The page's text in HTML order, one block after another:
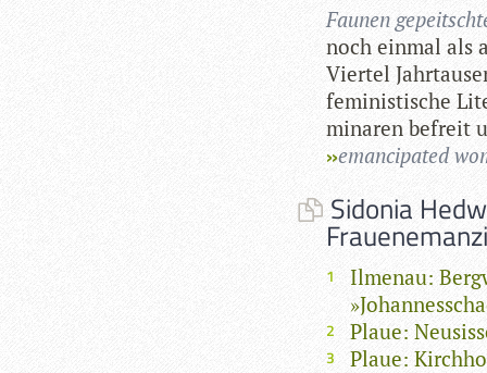
Fau­nen
noch ein­mal als
Vier­tel
femi­nis­ti­sche
mi­na­ren befreit
eman­ci­pa­ted
Sidonia
Ilmenau:
Plaue:
Plaue: